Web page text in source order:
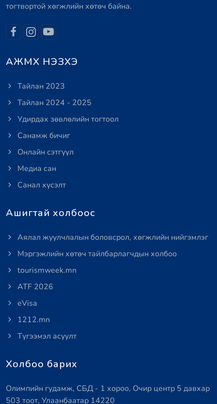
тогтвортой хөгжлийн хөтөч байна.
АЖМХ НЭЗХЭ
Тайлан 2023
Тайлан 2024 - 2025
Удирдах зөвлөлийн тогтоол
Санамж бичиг
Онлайн сэтгүүл
Медиа сан
Санал хүсэлт
Ашигтай холбоос
Аялал жуулчлалын боловсрол, хөгжлийн нийгэмлэг
Мэргэжлийн хөтөч тайлбарлагчдын холбоо
tourismweek.mn
ATF 2026
eVisa
1212.mn
Түгээмэл асуулт
Холбоо барих
Олимпийн гудамж, СБД - 1 хороо, Очир центр 5 давхар
503 тоот, Улаанбаатар 14220